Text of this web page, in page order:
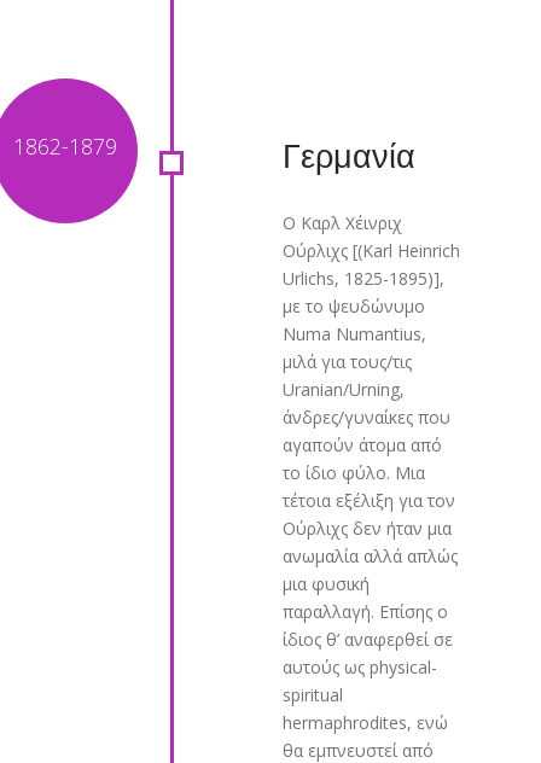
Γερμανία
Ο Καρλ Χέινριχ
Ούρλιχς [(Karl Heinrich
Urlichs, 1825-1895)],
με το ψευδώνυμο
Numa Numantius,
μιλά για τους/τις
Uranian/Urning,
άνδρες/γυναίκες που
αγαπούν άτομα από
το ίδιο φύλο. Μια
τέτοια εξέλιξη για τον
Ούρλιχς δεν ήταν μια
ανωμαλία αλλά απλώς
μια φυσική
παραλλαγή. Επίσης ο
ίδιος θ’ αναφερθεί σε
αυτούς ως physical-
spiritual
hermaphrodites, ενώ
θα εμπνευστεί από